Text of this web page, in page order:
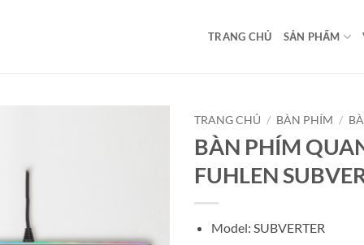
TRANG CHỦ SẢN PHẨM
TRANG CHỦ / BÀN PHÍM /
BÀN PHÍM
FUHLEN
Model: SUBVERTER